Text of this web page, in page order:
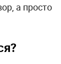
а просто